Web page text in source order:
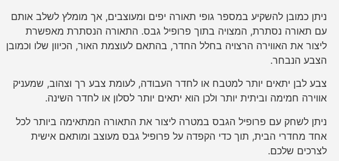
ניתן כמובן להשקיע במספר גופי תאורה יפים ומעוצבים, אך מומלץ לשלב אותם
עם תאורה נסתרת, המצויה בתוך פרופיל גבס. התאורה הנסתרת מאפשרת
ליצור את האווירה הרצויה בחלל החדר, בהתאם לעוצמת האור, הכיוון שלו וכמובן
הצבע הנבחר.
צבע לבן יתאים יותר למטבח או לחדר העבודה, לעומת צבע רך וצהוב, שמעניק
אווירה חמימה וביתית יותר ולכן הוא יתאים יותר לסלון או לחדר השינה.
ניתן לשחק עם פרופיל הגבס במטרה ליצור את התאורה המתאימה ביותר לכל
אחד מחדרי הבית, תוך כדי הקפדה על פרופיל גבס מעוצב ומותאם אישית
לצרכים שלכם.